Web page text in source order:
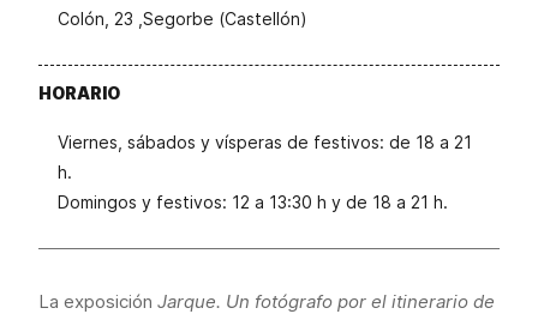
Colón, 23 ,Segorbe (Castellón)
HORARIO
Viernes, sábados y vísperas de festivos: de 18 a 21
h.
Domingos y festivos: 12 a 13:30 h y de 18 a 21 h.
La exposición Jarque. Un fotógrafo por el itinerario de